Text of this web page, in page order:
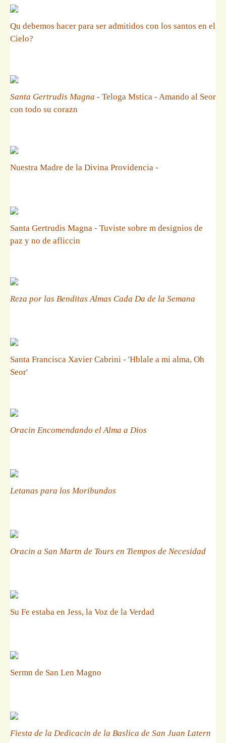
Qu debemos hacer para ser admitidos con los santos en el
Cielo?
Santa Gertrudis Magna - Teloga Mstica - Amando al Seor
con todo su corazn
Nuestra Madre de la Divina Providencia -
Santa Gertrudis Magna - Tuviste sobre m designios de
paz y no de afliccin
Reza por las Benditas Almas Cada Da de la Semana
Santa Francisca Xavier Cabrini - 'Hblale a mi alma, Oh
Seor'
Oracin Encomendando el Alma a Dios
Letanas para los Moribundos
Oracin a San Martn de Tours en Tiempos de Necesidad
Su Fe estaba en Jess, la Voz de la Verdad
Sermn de San Len Magno
Fiesta de la Dedicacin de la Baslica de San Juan Latern